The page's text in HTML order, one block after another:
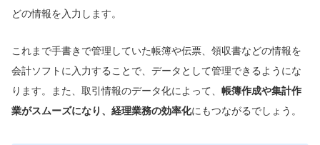
どの情報を入力します。
これまで手書きで管理していた帳簿や伝票、領収書などの情報を
会計ソフトに入力することで、データとして管理できるようにな
ります。また、取引情報のデータ化によって、 帳簿作成や集計作
業がスムーズになり、経理業務の効率化にもつながるでしょう。